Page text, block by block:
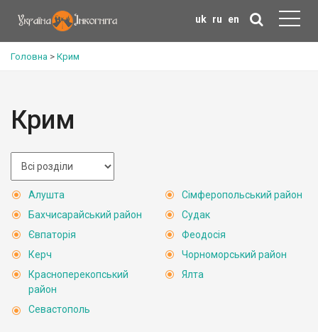
uk ru en
Головна > Крим
Крим
Алушта
Бахчисарайський район
Євпаторія
Керч
Красноперекопський
район
Севастополь
Сімферопольський район
Судак
Феодосія
Чорноморський район
Ялта